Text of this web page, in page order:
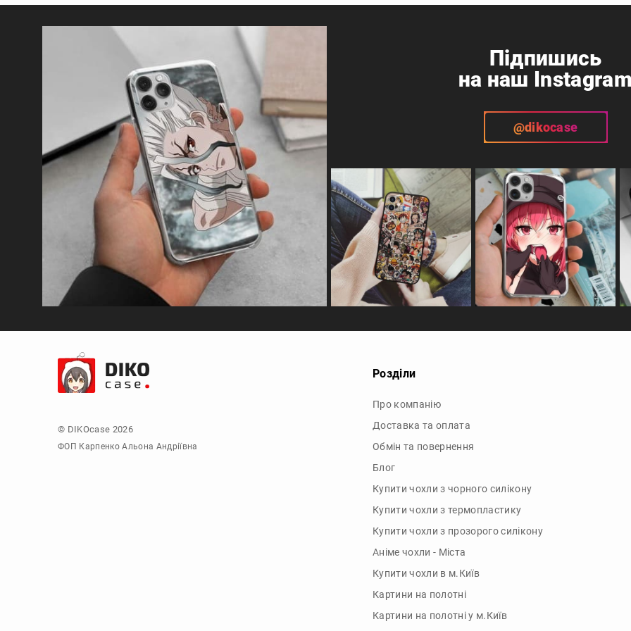
на наш
@dikocase
ФОП Карпенко Альона Андріївна
Доставка та оплата
Обмін та повернення
Блог
Купити чохли з чорного силікону
Купити чохли з термопластику
Купити чохли з прозорого силікону
Аніме чохли - Міста
Купити чохли в м.Київ
Картини на полотні
Картини на полотні у м.Київ